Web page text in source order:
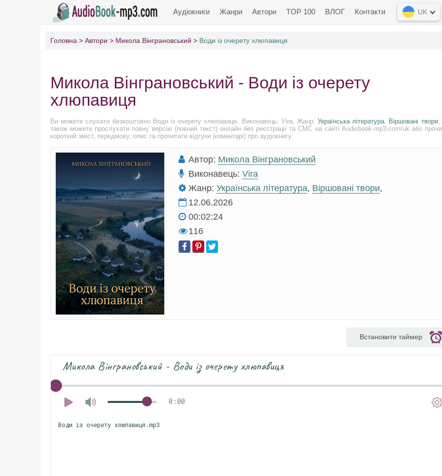
Аудіокниги Жанри Автори TOP 100 ВЛОГ Контакти UK
Головна Автори Микола Вінграновський Води із очерету хлюпавиця
Микола Вінграновський - Води із очерету
хлюпавиця
Ви можете слухати безкоштовно Води із очерету хлюпавиця. Виконавець: Vira, Жанр:Українська література, Віршовані твори,
також можете прослухати повну версію (повний текст) онлайн без реєстрації та СМС на сайті Audiobook-mp3.com/uk або
короткий зміст, передмову, опис та прочитати відгуки (коментарі) про аудіокнигу.
Автор: Микола Вінграновський
Виконавець: Vira
Жанр: Українська література, Віршовані твори,
12.06.2026
00:02:24
116
Встановити таймер
Микола Вінграновський - Води із очерету хлюпавиця
0:00
Води із очерету хлюпавиця.mp3